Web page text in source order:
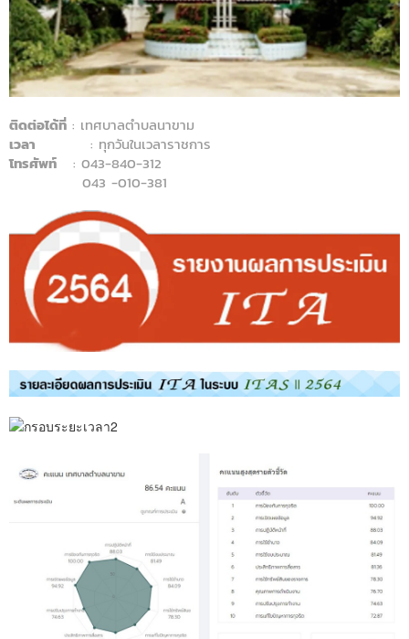
ติดต่อได้ที่ : เทศบาลตำบลนาขาม
เวลา : ทุกวันในเวลาราชการ
โทรศัพท์ : 043-840-312
043 -010-381